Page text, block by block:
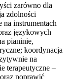
zarówno dla
zdolności
na instrumentach
językowych
pianinie,
koordynacja
na
terapeutyczne –
poprawić